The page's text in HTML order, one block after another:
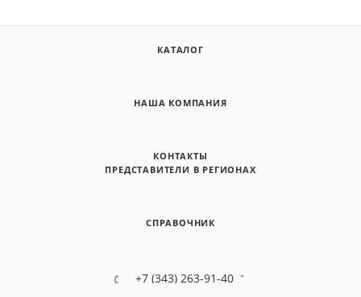
КАТАЛОГ
НАША КОМПАНИЯ
КОНТАКТЫ
ПРЕДСТАВИТЕЛИ В РЕГИОНАХ
СПРАВОЧНИК
+7 (343) 263-91-40